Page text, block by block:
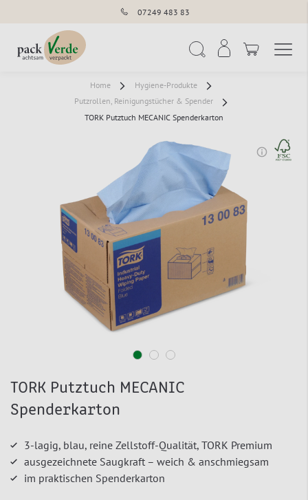
07249 483 83
Home
Hygiene-Produkte
Putzrollen, Reinigungstücher & Spender
TORK Putztuch MECANIC Spenderkarton
TORK Putztuch MECANIC
Spenderkarton
3-lagig, blau, reine Zellstoff-Qualität, TORK Premium
ausgezeichnete Saugkraft – weich & anschmiegsam
im praktischen Spenderkarton